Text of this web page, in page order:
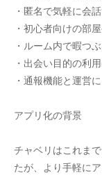
・匿名で気軽に会
・初心者向けの部
・ルーム内で暇つ
・出会い目的の利
・通報機能と運営
アプリ化の背景
チャベリはこれま
たが、より手軽に